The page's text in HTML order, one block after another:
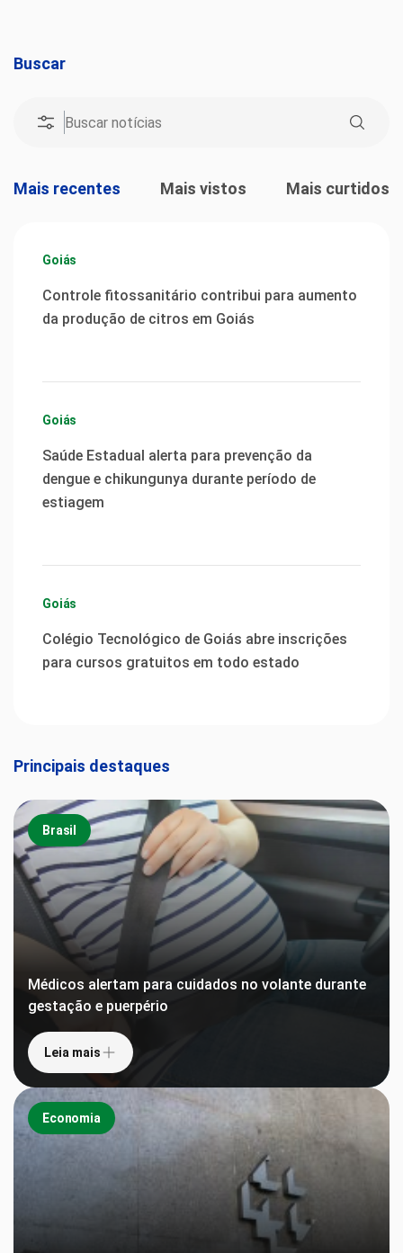
Buscar
Mais recentes Mais vistos Mais curtidos
Goiás
Controle fitossanitário contribui para aumento
da produção de citros em Goiás
Goiás
Saúde Estadual alerta para prevenção da
dengue e chikungunya durante período de
estiagem
Goiás
Colégio Tecnológico de Goiás abre inscrições
para cursos gratuitos em todo estado
Principais destaques
Brasil
Médicos alertam para cuidados no volante durante
gestação e puerpério
Leia mais
Economia